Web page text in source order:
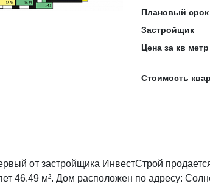
Плановый срок
Застройщик
Цена за кв метр
Стоимость
от застройщика ИнвестСтрой
46.49 м². Дом расположен по адресу: